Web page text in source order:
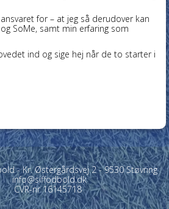
for – at jeg så derudover kan
SoMe, samt min erfaring som
ind og sige hej når de to starter i
- Kr. Østergårdsvej 2 - 9530 Støvring
info@siffodbold.dk
CVR-nr 16145718